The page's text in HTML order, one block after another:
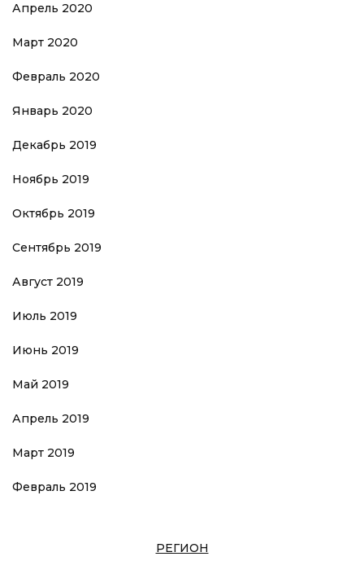
Апрель 2020
Март 2020
Февраль 2020
Январь 2020
Декабрь 2019
Ноябрь 2019
Октябрь 2019
Сентябрь 2019
Август 2019
Июль 2019
Июнь 2019
Май 2019
Апрель 2019
Март 2019
Февраль 2019
РЕГИОН